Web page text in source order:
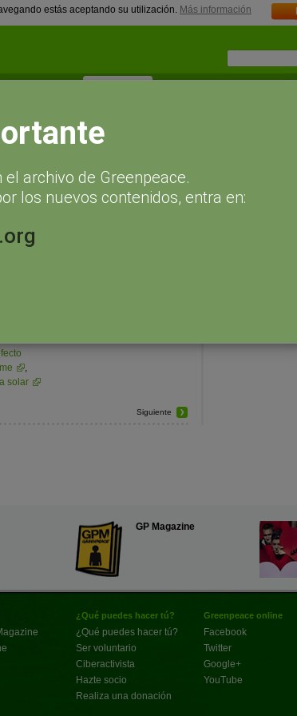
estás aceptando su utilización. Más información
Actualidad Hazte socio Iniciar
(english)
electricity system for mainland
,
solar
Siguiente
GP Magazine
¿Qué puedes hacer tú?
¿Qué puedes hacer tú?
Ser voluntario
Ciberactivista
Hazte socio
Realiza una donación
Greenpeace online
Facebook
Twitter
Google+
YouTube
archivo de Greenpeace.
los nuevos contenidos, entra en: